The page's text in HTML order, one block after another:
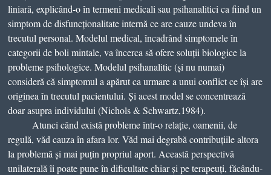
liniară, explicând-o în termeni medicali sau psihanalitici ca fiind un
simptom de disfuncționalitate internă ce are cauze undeva în
trecutul personal. Modelul medical, încadrând simptomele în
categorii de boli mintale, va încerca să ofere soluții biologice la
probleme psihologice. Modelul psihanalitic (și nu numai)
consideră că simptomul a apărut ca urmare a unui conflict ce își are
originea în trecutul pacientului. Și acest model se concentrează
doar asupra individului (Nichols & Schwartz,1984).
Atunci când există probleme într-o relație, oamenii, de
regulă, văd cauza în afara lor. Văd mai degrabă contribuțiile altora
la problemă și mai puțin propriul aport. Această perspectivă
unilaterală îi poate pune în dificultate chiar și pe terapeuți, făcându-